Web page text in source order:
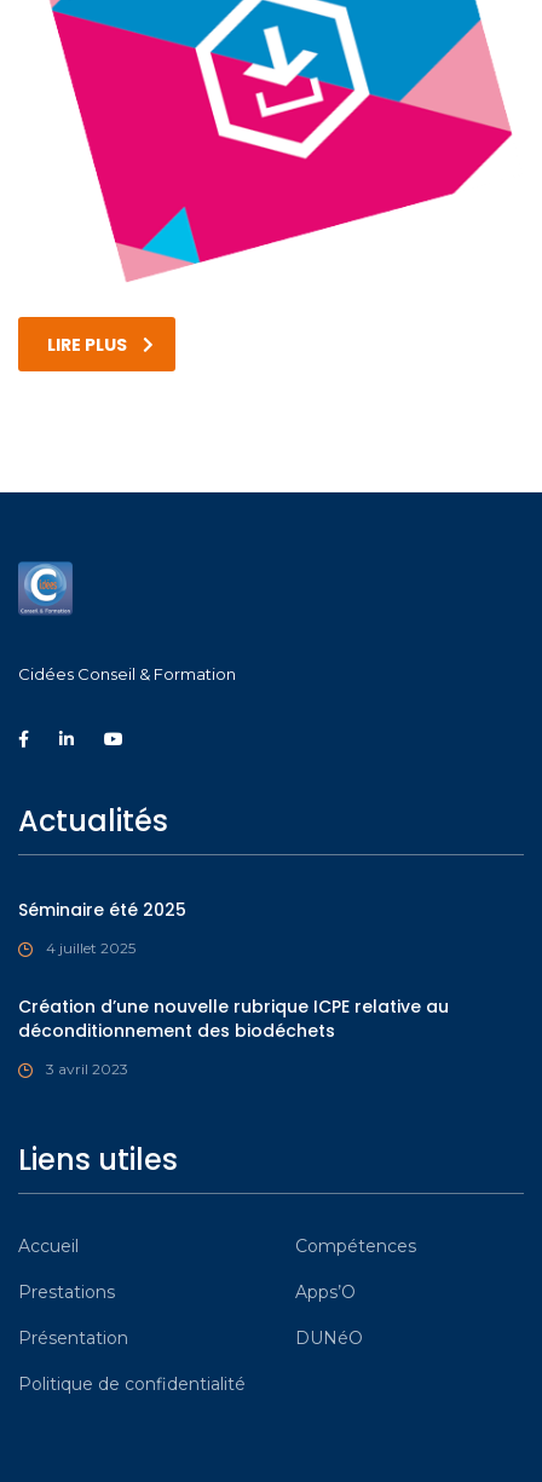
LIRE PLUS
Cidées Conseil & Formation
Actualités
Séminaire été 2025
4 juillet 2025
Création d’une nouvelle rubrique ICPE relative au
déconditionnement des biodéchets
3 avril 2023
Liens utiles
Accueil Compétences
Prestations Apps’O
Présentation DUNéO
Politique de confidentialité